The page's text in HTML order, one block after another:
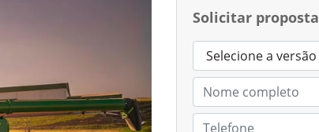
Solicitar proposta